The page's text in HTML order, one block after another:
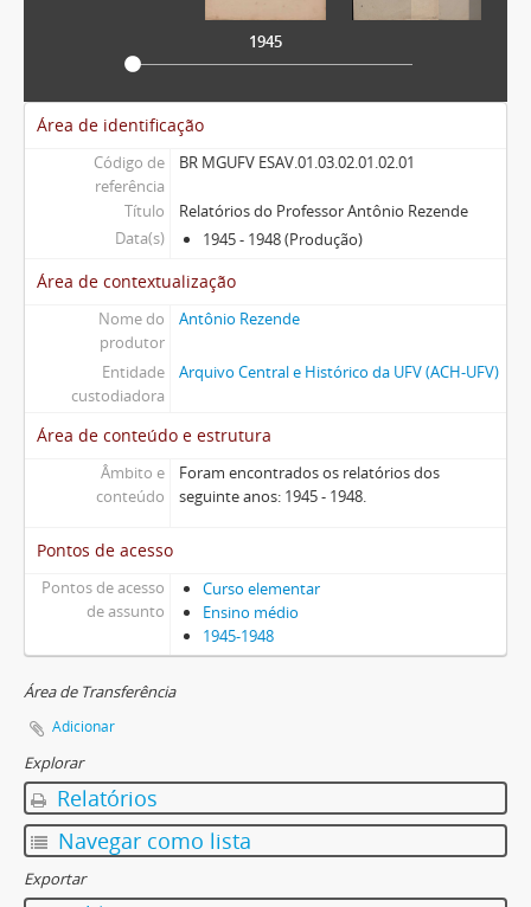
1945
Área de identificação
Código de
referência
BR MGUFV ESAV.01.03.02.01.02.01
Título
Relatórios do Professor Antônio Rezende
Data(s)
1945 - 1948 (Produção)
Área de contextualização
Nome do
produtor
Antônio Rezende
Entidade
custodiadora
Arquivo Central e Histórico da UFV (ACH-UFV)
Área de conteúdo e estrutura
Âmbito e
conteúdo
Foram encontrados os relatórios dos
seguinte anos: 1945 - 1948.
Pontos de acesso
Pontos de acesso
de assunto
Curso elementar
Ensino médio
1945-1948
Área de Transferência
Adicionar
Explorar
Relatórios
Navegar como lista
Exportar